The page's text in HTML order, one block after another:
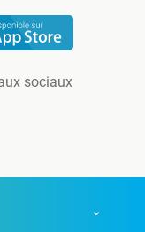
sociaux